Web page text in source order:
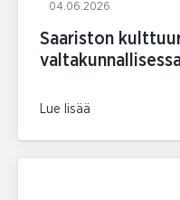
04.06.2026
Saariston
Lue lisää